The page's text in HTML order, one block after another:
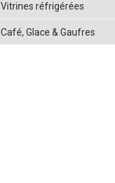
Vitrines réfrigérées
Café, Glace & Gaufres